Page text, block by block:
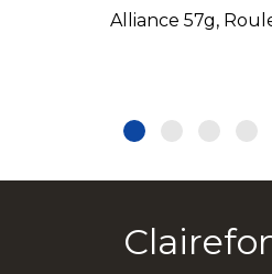
Alliance 57g,